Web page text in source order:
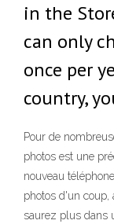
in the
can only
once per
country,
Pour de
photos est une
nouveau
photos d'un coup,
saurez plus dans